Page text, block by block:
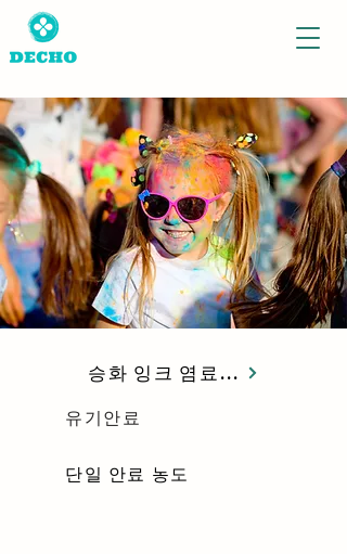
승화 잉크 염료 및 잉크
유기안료
단일 안료 농도